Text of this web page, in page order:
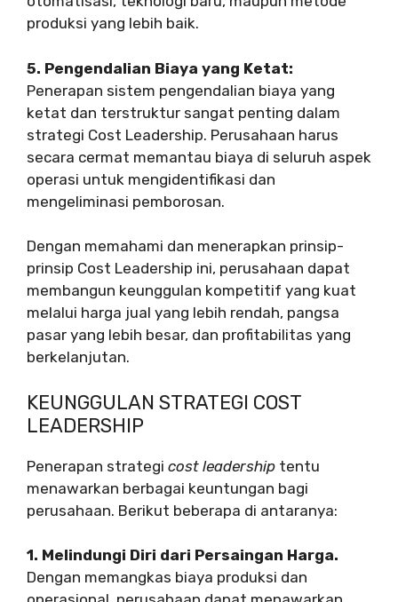
produksi yang lebih baik.
5. Pengendalian Biaya yang Ketat:
Penerapan sistem pengendalian biaya yang
ketat dan terstruktur sangat penting dalam
strategi Cost Leadership. Perusahaan harus
secara cermat memantau biaya di seluruh aspek
operasi untuk mengidentifikasi dan
mengeliminasi pemborosan.
Dengan memahami dan menerapkan prinsip-
prinsip Cost Leadership ini, perusahaan dapat
membangun keunggulan kompetitif yang kuat
melalui harga jual yang lebih rendah, pangsa
pasar yang lebih besar, dan profitabilitas yang
berkelanjutan.
KEUNGGULAN STRATEGI COST
LEADERSHIP
Penerapan strategi cost leadership tentu
menawarkan berbagai keuntungan bagi
perusahaan. Berikut beberapa di antaranya:
1. Melindungi Diri dari Persaingan Harga.
Dengan memangkas biaya produksi dan